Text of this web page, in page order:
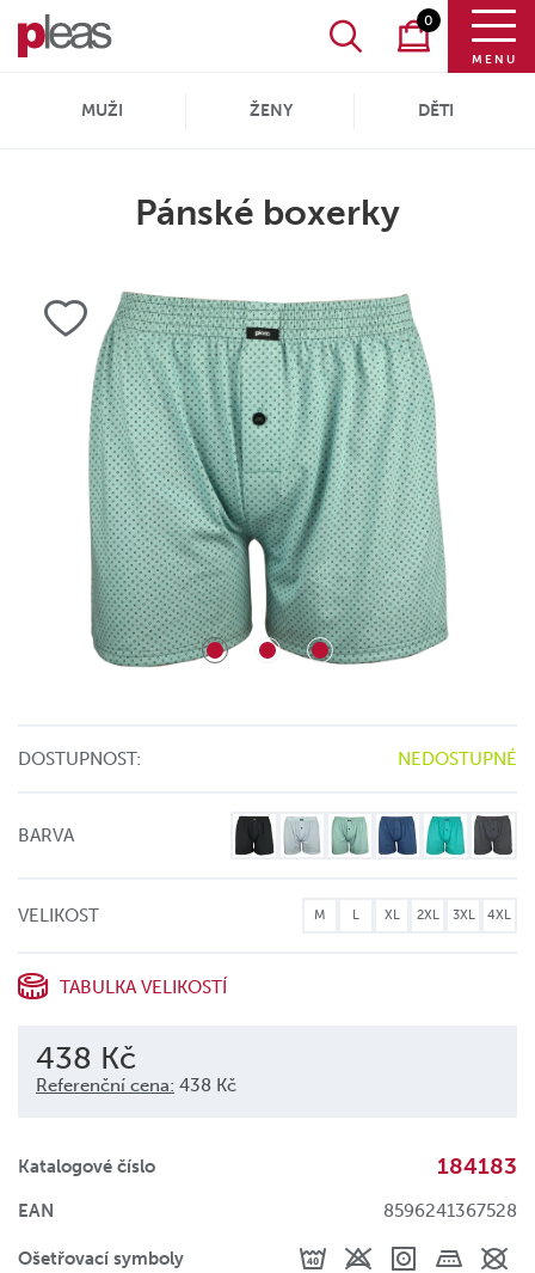
0
MENU
MUŽI ŽENY DĚTI
Pánské boxerky
DOSTUPNOST: NEDOSTUPNÉ
BARVA
VELIKOST M L XL 2XL 3XL 4XL
TABULKA VELIKOSTÍ
438 Kč
Referenční cena: 438 Kč
Katalogové číslo 184183
EAN 8596241367528
Ošetřovací symboly